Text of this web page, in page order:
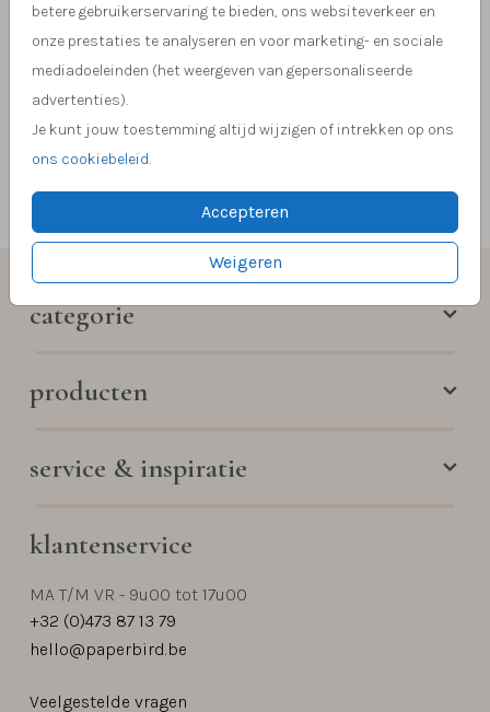
betere gebruikerservaring te bieden, ons websiteverkeer en
onze prestaties te analyseren en voor marketing- en sociale
mediadoeleinden (het weergeven van gepersonaliseerde
advertenties).
Je kunt jouw toestemming altijd wijzigen of intrekken op ons
ons cookiebeleid.
Accepteren
Weigeren
OMSCHRIJVING
x
Prijs:€ 6,50
categorie
producten
service & inspiratie
klantenservice
MA T/M VR - 9u00 tot 17u00
+32 (0)473 87 13 79
hello@paperbird.be
Veelgestelde vragen